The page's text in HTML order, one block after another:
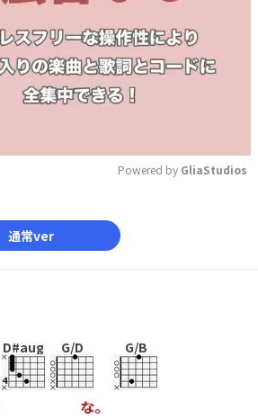
Powered by GliaStudios
通常ver
D#aug G/D
な。
G/B